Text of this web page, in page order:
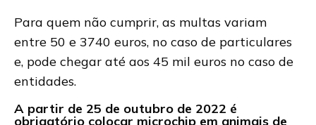
Para quem não cumprir, as multas variam
entre 50 e 3740 euros, no caso de particulares
e, pode chegar até aos 45 mil euros no caso de
entidades.
A partir de 25 de outubro de 2022 é
obrigatório colocar microchip em animais de